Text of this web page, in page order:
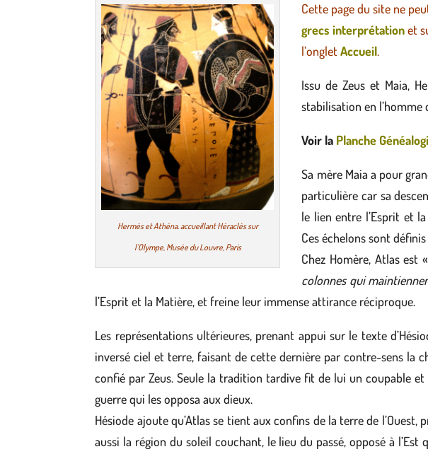
Hermès et Athéna. accueillant Héraclès sur
l’Olympe, Musée du Louvre, Paris
Cette page du site ne
grecs interprétationet
l’ongletAccueil.
Issu de Zeus et Maia,
stabilisation en l’homme
Voir la Planche Généa
Sa mère Maia a pour
particulière car sa
le lien entre l’Esprit et
Ces échelons sont
Chez Homère, Atlas est «
colonnes qui
l’Esprit et la Matière, et freine leur immense attirance réciproque.
Les représentations ultérieures, prenant appui sur le texte
inversé ciel et terre, faisant de cette dernière par contre-sens la
confié par Zeus. Seule la tradition tardive fit de lui un coupable
guerre qui les opposa aux dieux.
Hésiode ajoute qu’Atlas se tient aux confins de la terre de l’Ouest,
aussi la région du soleil couchant, le lieu du passé, opposé à